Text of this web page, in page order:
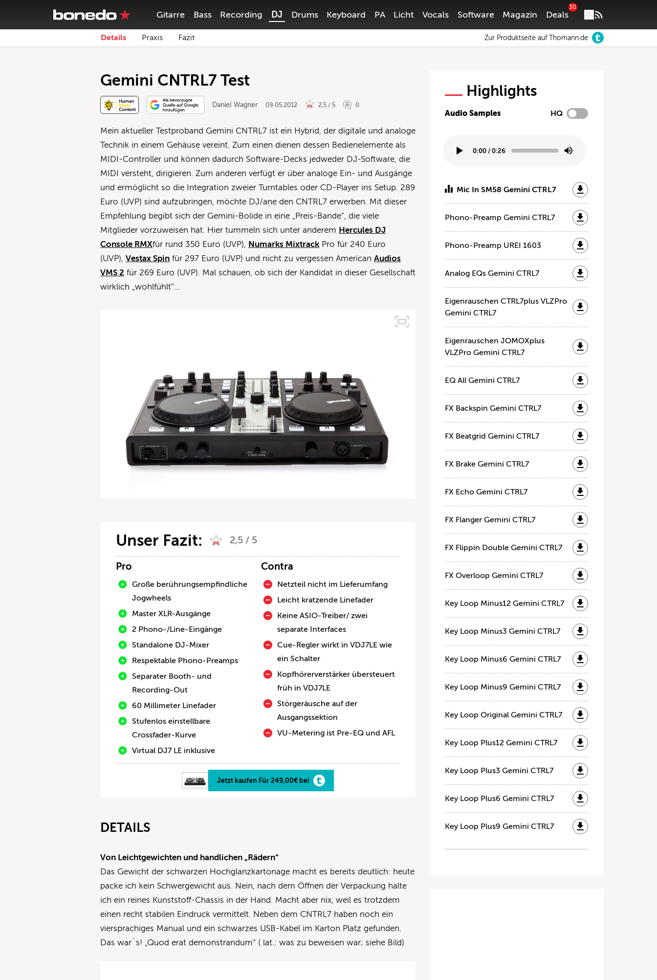
Gitarre Bass Recording DJ Drums Keyboard PA Licht Vocals Software Magazin Deals
30
Details Praxis Fazit Zur Produktseite auf Thomann.de
Gemini CNTRL7 Test
Daniel Wagner 09.05.2012 2,5 / 5 0
Mein aktueller Testproband Gemini CNTRL7 ist ein Hybrid, der digitale und analoge
Technik in einem Gehäuse vereint. Zum einen dienen dessen Bedienelemente als
MIDI-Controller und können dadurch Software-Decks jedweder DJ-Software, die
MIDI versteht, dirigieren. Zum anderen verfügt er über analoge Ein- und Ausgänge
und ermöglicht so die Integration zweier Turntables oder CD-Player ins Setup. 289
Euro (UVP) sind aufzubringen, möchte DJ/ane den CNTRL7 erwerben. Mit dieser
Empfehlung begibt sich der Gemini-Bolide in eine „Preis-Bande“, die viele
Mitglieder vorzuweisen hat. Hier tummeln sich unter anderem Hercules DJ
Console RMXfür rund 350 Euro (UVP), Numarks Mixtrack Pro für 240 Euro
(UVP),Vestax Spin für 297 Euro (UVP) und nicht zu vergessen AmericanAudios
VMS 2 für 269 Euro (UVP). Mal schauen, ob sich der Kandidat in dieser Gesellschaft
wirklich „wohlfühlt“…
Unser Fazit: 2,5 / 5
Pro
Große berührungsempfindliche
Jogwheels
Master XLR-Ausgänge
2 Phono-/Line-Eingänge
Standalone DJ-Mixer
Respektable Phono-Preamps
Separater Booth- und
Recording-Out
60 Millimeter Linefader
Stufenlos einstellbare
Crossfader-Kurve
Virtual DJ7 LE inklusive
Contra
Netzteil nicht im Lieferumfang
Leicht kratzende Linefader
Keine ASIO-Treiber/ zwei
separate Interfaces
Cue-Regler wirkt in VDJ7LE wie
ein Schalter
Kopfhörerverstärker übersteuert
früh in VDJ7LE
Störgeräusche auf der
Ausgangssektion
VU-Metering ist Pre-EQ und AFL
Jetzt kaufen Für 249,00€ bei
DETAILS
Von Leichtgewichten und handlichen „Rädern“
Das Gewicht der schwarzen Hochglanzkartonage macht es bereits deutlich: heute
packe ich kein Schwergewicht aus. Nein, nach dem Öffnen der Verpackung halte
ich ein reines Kunststoff-Chassis in der Hand. Macht aber nix, weil es trotzdem
einen recht stabilen Eindruck vermittelt. Neben dem CNTRL7 haben noch ein
viersprachiges Manual und ein schwarzes USB-Kabel im Karton Platz gefunden.
Das war´s! „Quod erat demonstrandum“ ( lat.: was zu beweisen war; siehe Bild)
Highlights
Audio Samples HQ
0:00 / 0:26
Mic In SM58 Gemini CTRL7
Phono-Preamp Gemini CTRL7
Phono-Preamp UREI 1603
Analog EQs Gemini CTRL7
Eigenrauschen CTRL7plus VLZPro
Gemini CTRL7
Eigenrauschen JOMOXplus
VLZPro Gemini CTRL7
EQ All Gemini CTRL7
FX Backspin Gemini CTRL7
FX Beatgrid Gemini CTRL7
FX Brake Gemini CTRL7
FX Echo Gemini CTRL7
FX Flanger Gemini CTRL7
FX Flippin Double Gemini CTRL7
FX Overloop Gemini CTRL7
Key Loop Minus12 Gemini CTRL7
Key Loop Minus3 Gemini CTRL7
Key Loop Minus6 Gemini CTRL7
Key Loop Minus9 Gemini CTRL7
Key Loop Original Gemini CTRL7
Key Loop Plus12 Gemini CTRL7
Key Loop Plus3 Gemini CTRL7
Key Loop Plus6 Gemini CTRL7
Key Loop Plus9 Gemini CTRL7